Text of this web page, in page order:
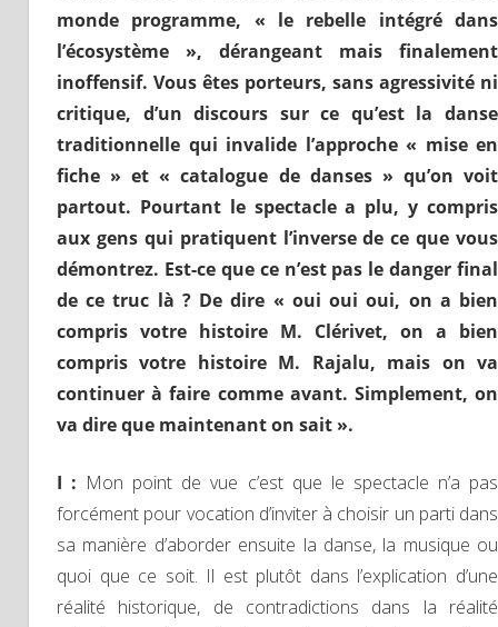
monde programme, « le rebelle intégré dans
l’écosystème », dérangeant mais finalement
inoffensif. Vous êtes porteurs, sans agressivité ni
critique, d’un discours sur ce qu’est la danse
traditionnelle qui invalide l’approche « mise en
fiche »et « catalogue de danses » qu’on voit
partout. Pourtant le spectacle a plu, y compris
aux gens qui pratiquent l’inverse de ce que vous
démontrez. Est-ce que ce n’est pas le danger final
de ce truc là ? De dire « oui oui oui, on a bien
compris votre histoire M. Clérivet, on a bien
compris votre histoire M. Rajalu, mais on va
continuer à faire comme avant. Simplement, on
va direque maintenant on sait ».
I : Mon point de vue c’est que le spectacle n’a pas
forcément pour vocation d’inviter à choisir un parti dans
sa manière d’aborder ensuite la danse, la musique ou
quoi que ce soit. Il est plutôt dans l’explication d’une
réalité historique, de contradictions dans la réalité